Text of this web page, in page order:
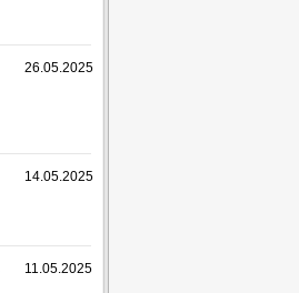
26.05.2025
14.05.2025
11.05.2025